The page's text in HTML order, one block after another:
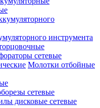
инструмента
сетевые
Молотки отбойные
сетевые
дисковые сетевые